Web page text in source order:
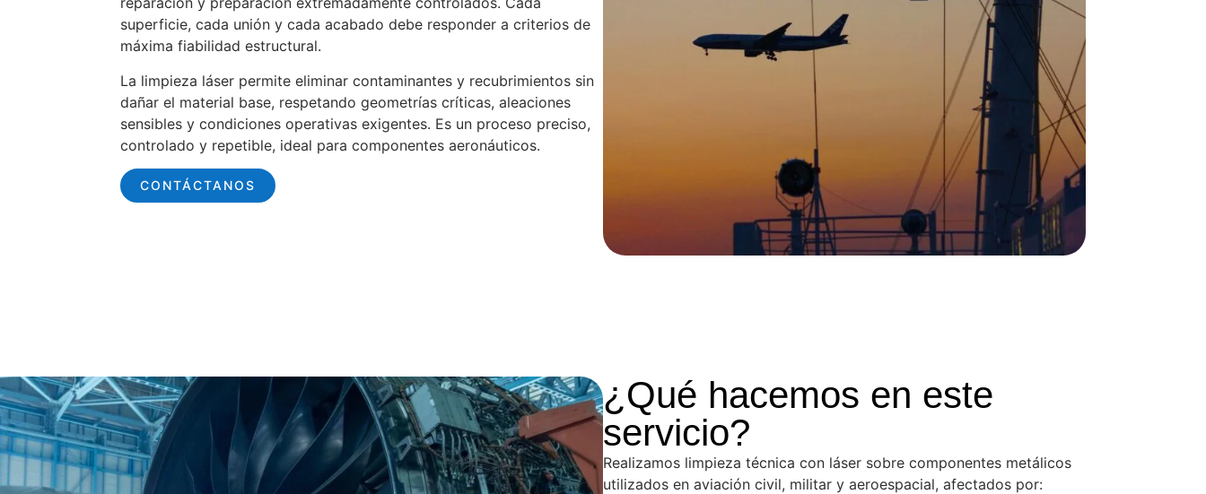
superficie, cada unión y cada acabado debe responder a criterios de
máxima fiabilidad estructural.
La limpieza láser permite eliminar contaminantes y recubrimientos sin
dañar el material base, respetando geometrías críticas, aleaciones
sensibles y condiciones operativas exigentes. Es un proceso preciso,
controlado y repetible, ideal para componentes aeronáuticos.
CONTÁCTANOS
¿Qué hacemos en este
servicio?
Realizamos limpieza técnica con láser sobre componentes metálicos
utilizados en aviación civil, militar y aeroespacial, afectados por: